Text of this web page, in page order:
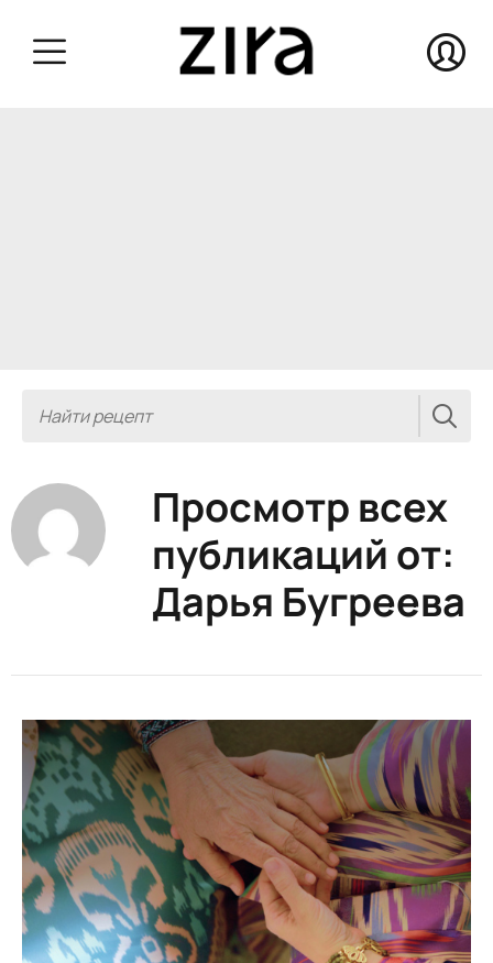
Просмотр всех
публикаций от:
Дарья Бугреева